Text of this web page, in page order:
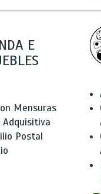
E
Mensuras
Adquisitiva
Postal